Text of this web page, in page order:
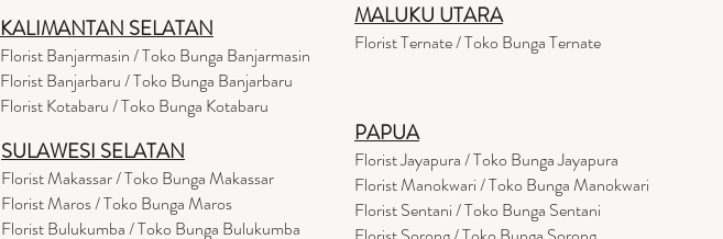
KALIMANTAN SELATAN
Florist Banjarmasin/ Toko Bunga Banjarmasin
Florist Banjarbaru / Toko Bunga Banjarbaru
Florist Kotabaru / Toko Bunga Kotabaru
SULAWESI SELATAN
Florist Makassar / Toko Bunga Makassar
Florist Maros / Toko Bunga Maros
Florist Bulukumba / Toko Bunga Bulukumba
MALUKU UTARA
Florist Ternate / Toko Bunga Ternate
PAPUA
Florist Jayapura / Toko Bunga Jayapura
Florist Manokwari / Toko Bunga Manokwari
Florist Sentani / Toko Bunga Sentani